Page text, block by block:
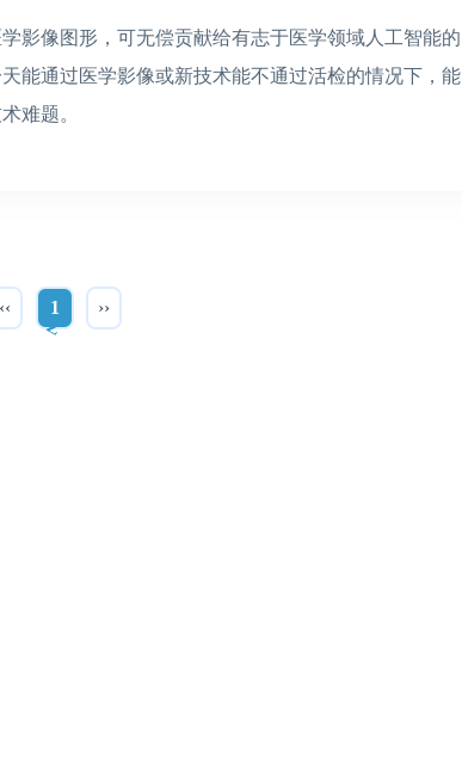
影像图形，可无偿贡献给有志于医学领域人工智能的
能通过医学影像或新技术能不通过活检的情况下，能
难题。
‹‹ 1 ››